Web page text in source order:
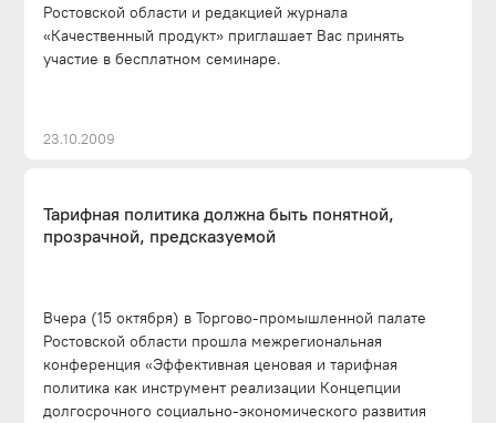
Ростовской области и редакцией журнала
«Качественный продукт» приглашает Вас принять
участие в бесплатном семинаре.
23.10.2009
Тарифная политика должна быть понятной,
прозрачной, предсказуемой
Вчера (15 октября) в Торгово-промышленной палате
Ростовской области прошла межрегиональная
конференция «Эффективная ценовая и тарифная
политика как инструмент реализации Концепции
долгосрочного социально-экономического развития